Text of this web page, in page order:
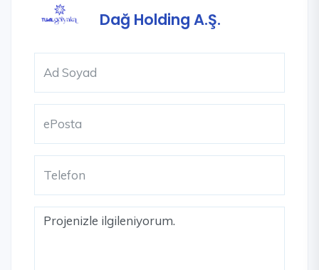
Dağ Holding A.Ş.